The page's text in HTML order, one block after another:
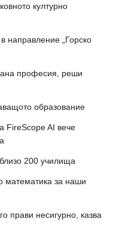
културно
направление „Горско
професия, реши
образование
FireScope AI вече
200 училища
математика за наши
прави несигурно, казва